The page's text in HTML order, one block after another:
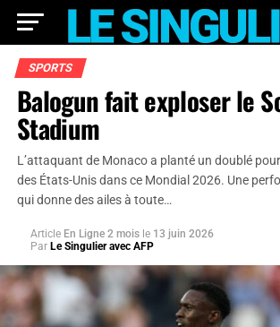
SPORTS
Balogun fait exploser le
Stadium
L’attaquant de Monaco a planté un doublé
des États-Unis dans ce Mondial 2026. Une
qui donne des ailes à toute…
Article En Ligne 2 mois le 13 juin 2026
Par Le Singulier avec AFP